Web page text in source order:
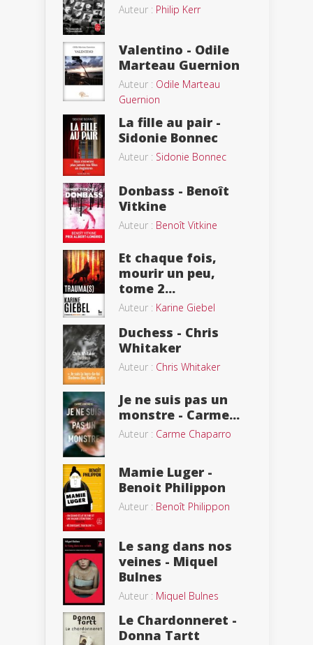
Auteur : Philip Kerr
Valentino - Odile
Marteau Guernion
Auteur : Odile Marteau
Guernion
La fille au pair -
Sidonie Bonnec
Auteur : Sidonie Bonnec
Donbass - Benoît
Vitkine
Auteur : Benoît Vitkine
Et chaque fois,
mourir un peu,
tome 2...
Auteur : Karine Giebel
Duchess - Chris
Whitaker
Auteur : Chris Whitaker
Je ne suis pas un
monstre - Carme...
Auteur : Carme Chaparro
Mamie Luger -
Benoit Philippon
Auteur : Benoît Philippon
Le sang dans nos
veines - Miquel
Bulnes
Auteur : Miquel Bulnes
Le Chardonneret -
Donna Tartt